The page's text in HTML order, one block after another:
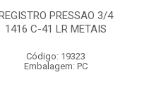
PRESSAO 3/4
1416 C-41 LR METAIS
Código: 19323
Embalagem: PC